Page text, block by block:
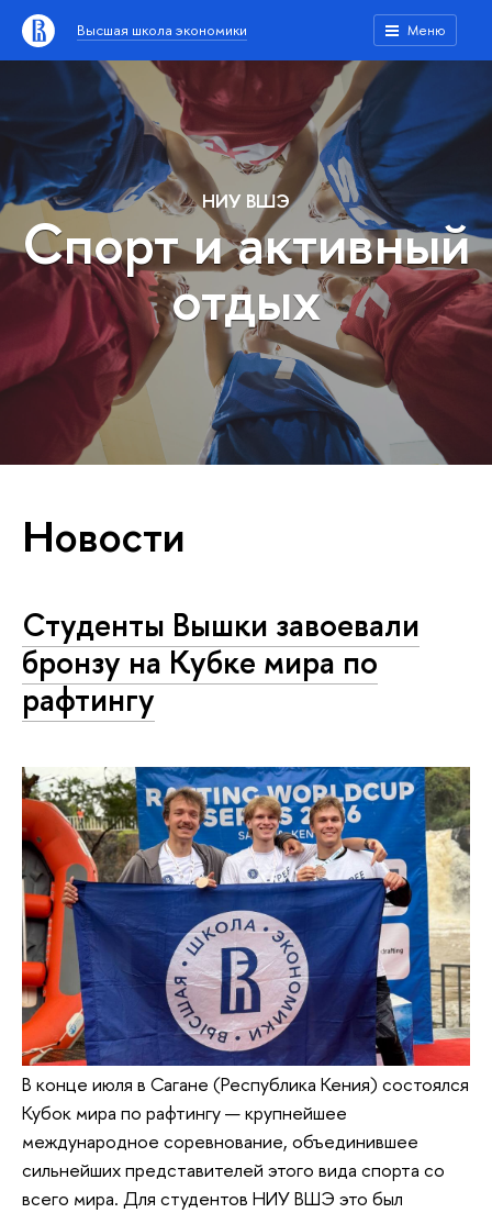
Высшая школа экономики Меню
НИУ ВШЭ
Спорт и активный
отдых
Новости
Студенты Вышки завоевали
бронзу на Кубке мира по
рафтингу
В конце июля в Сагане (Республика Кения) состоялся
Кубок мира по рафтингу — крупнейшее
международное соревнование, объединившее
сильнейших представителей этого вида спорта со
всего мира. Для студентов НИУ ВШЭ это был